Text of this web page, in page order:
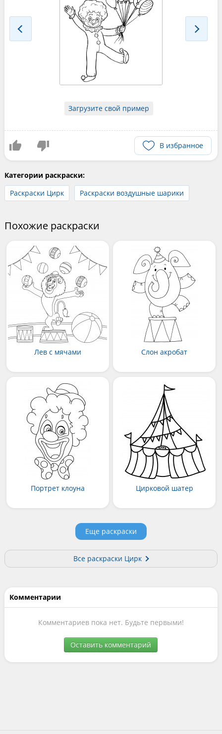
Загрузите свой пример
В избранное
Категории раскраски:
Раскраски Цирк
Раскраски воздушные шарики
Похожие раскраски
Лев с мячами Слон акробат
Портрет клоуна Цирковой шатер
Еще раскраски
Все раскраски Цирк
Комментарии
Комментариев пока нет. Будьте первыми!
Оставить комментарий